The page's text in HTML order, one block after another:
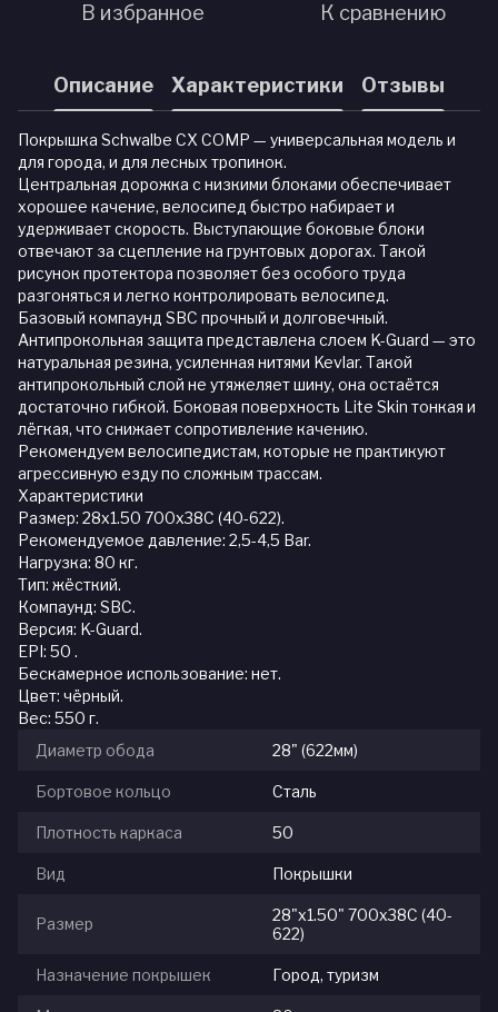
В избранное К сравнению
Описание Характеристики Отзывы
Покрышка Schwalbe CX COMP — универсальная модель и
для города, и для лесных тропинок.
Центральная дорожка с низкими блоками обеспечивает
хорошее качение, велосипед быстро набирает и
удерживает скорость. Выступающие боковые блоки
отвечают за сцепление на грунтовых дорогах. Такой
рисунок протектора позволяет без особого труда
разгоняться и легко контролировать велосипед.
Базовый компаунд SBC прочный и долговечный.
Антипрокольная защита представлена слоем K-Guard — это
натуральная резина, усиленная нитями Kevlar. Такой
антипрокольный слой не утяжеляет шину, она остаётся
достаточно гибкой. Боковая поверхность Lite Skin тонкая и
лёгкая, что снижает сопротивление качению.
Рекомендуем велосипедистам, которые не практикуют
агрессивную езду по сложным трассам.
Характеристики
Размер: 28x1.50 700x38C (40-622).
Рекомендуемое давление: 2,5-4,5 Bar.
Нагрузка: 80 кг.
Тип: жёсткий.
Компаунд: SBC.
Версия: K-Guard.
EPI: 50 .
Бескамерное использование: нет.
Цвет: чёрный.
Вес: 550 г.
Диаметр обода
28" (622мм)
Бортовое кольцо Сталь
Плотность каркаса 50
Вид Покрышки
Размер
28"x1.50" 700x38C (40-
622)
Назначение покрышек Город, туризм